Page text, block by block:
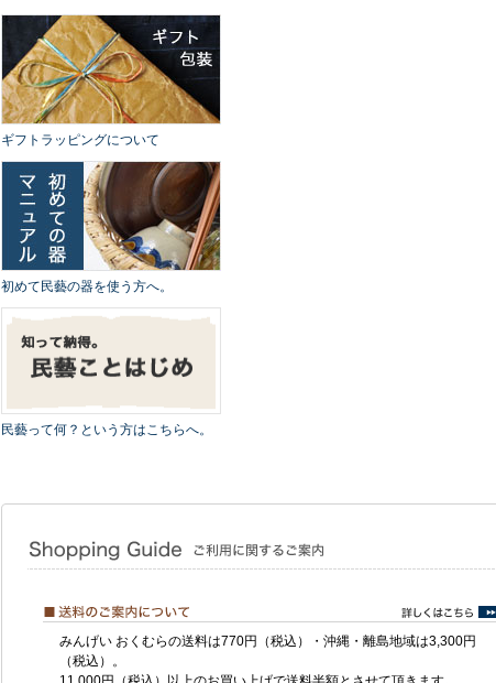
ギフトラッピングについて
初めて民藝の器を使う方へ。
民藝って何？という方はこちらへ。
みんげい おくむらの送料は770円（税込）・沖縄・離島地域は3,300円
（税込）。